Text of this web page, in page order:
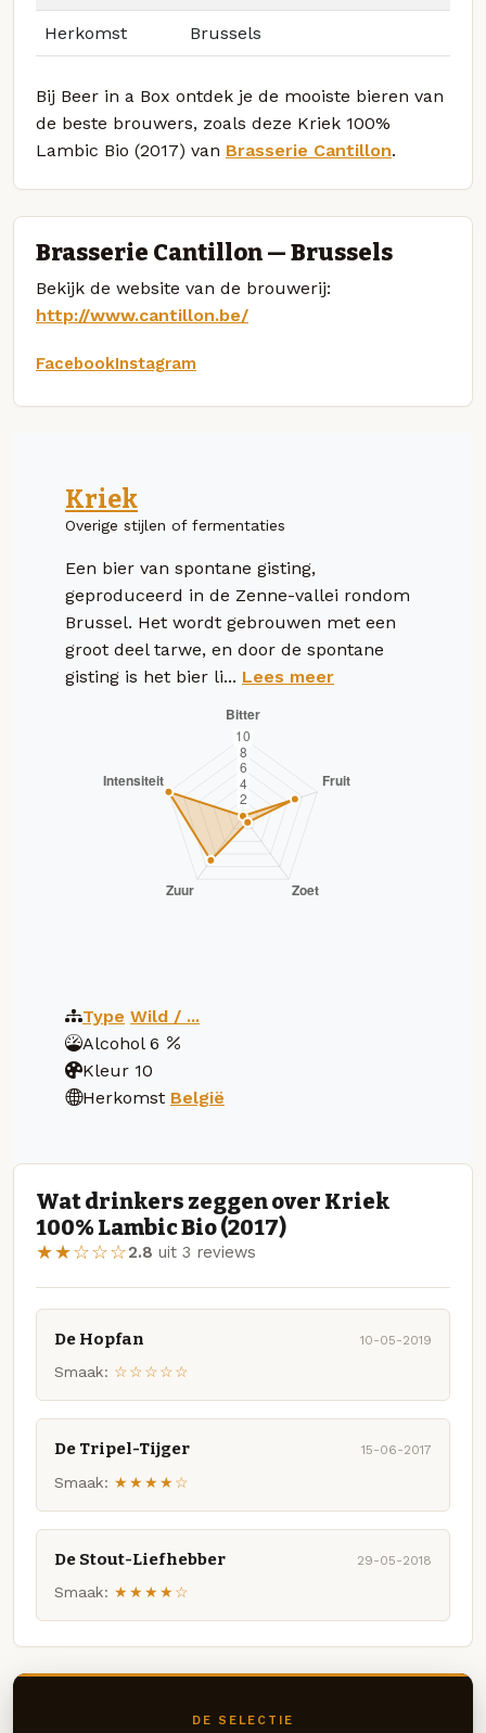
Herkomst Brussels
Bij Beer in a Box ontdek je de mooiste bieren van
de beste brouwers, zoals deze Kriek 100%
Lambic Bio (2017) van Brasserie Cantillon.
Brasserie Cantillon — Brussels
Bekijk de website van de brouwerij:
http://www.cantillon.be/
FacebookInstagram
Kriek
Overige stijlen of fermentaties
Een bier van spontane gisting,
geproduceerd in de Zenne-vallei rondom
Brussel. Het wordt gebrouwen met een
groot deel tarwe, en door de spontane
gisting is het bier li... Lees meer
Type Wild / ...
Alcohol 6
Kleur 10
Herkomst België
Wat drinkers zeggen over Kriek
100% Lambic Bio (2017)
★★☆☆☆2.8 uit 3 reviews
De Hopfan 10-05-2019
Smaak: ☆☆☆☆☆
De Tripel-Tijger 15-06-2017
Smaak: ★★★★☆
De Stout-Liefhebber 29-05-2018
Smaak: ★★★★☆
DE SELECTIE